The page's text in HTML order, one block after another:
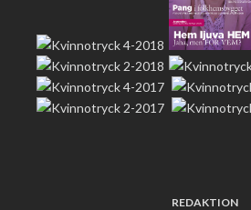
REDAKTION